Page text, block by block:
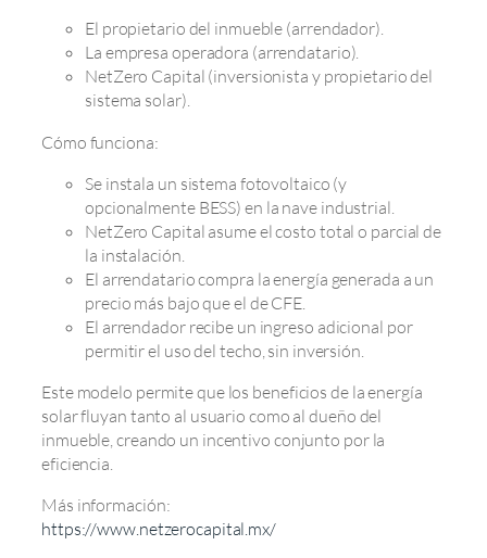
El propietario del inmueble (arrendador).
La empresa operadora (arrendatario).
NetZero Capital (inversionista y propietario del
sistema solar).
Cómo funciona:
Se instala un sistema fotovoltaico (y
opcionalmente BESS) en la nave industrial.
NetZero Capital asume el costo total o parcial de
la instalación.
El arrendatario compra la energía generada a un
precio más bajo que el de CFE.
El arrendador recibe un ingreso adicional por
permitir el uso del techo, sin inversión.
Este modelo permite que los beneficios de la energía
solar fluyan tanto al usuario como al dueño del
inmueble, creando un incentivo conjunto por la
eficiencia.
Más información:
https://www.netzerocapital.mx/